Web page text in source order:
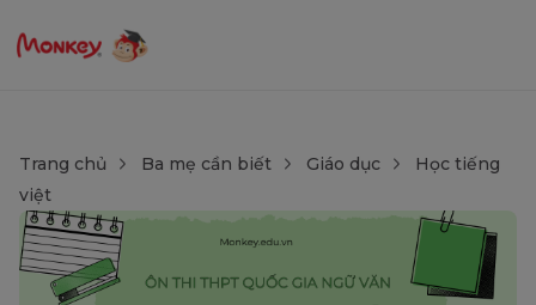
Trang chủ Ba mẹ cần biết Giáo dục
Học tiếng
việt